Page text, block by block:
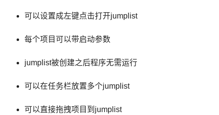
可以设置成左键点击打开jumplist
每个项目可以带启动参数
jumplist被创建之后程序无需运行
可以在任务栏放置多个jumplist
可以直接拖拽项目到jumplist